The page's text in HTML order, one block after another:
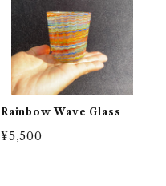
Rainbow Wave Glass
¥5,500